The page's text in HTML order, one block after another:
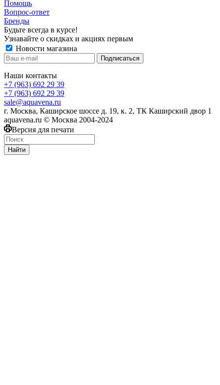
Помощь
Вопрос-ответ
Бренды
Будьте всегда в курсе!
Узнавайте о скидках и акциях первым
Новости магазина
Наши контакты
+7 (963) 692 29 39
+7 (963) 692 29 39
sale@aquavena.ru
г. Москва, Каширское шоссе д. 19, к. 2, ТК Каширский двор 1
aquavena.ru © Москва 2004-2024
Версия для печати
Найти